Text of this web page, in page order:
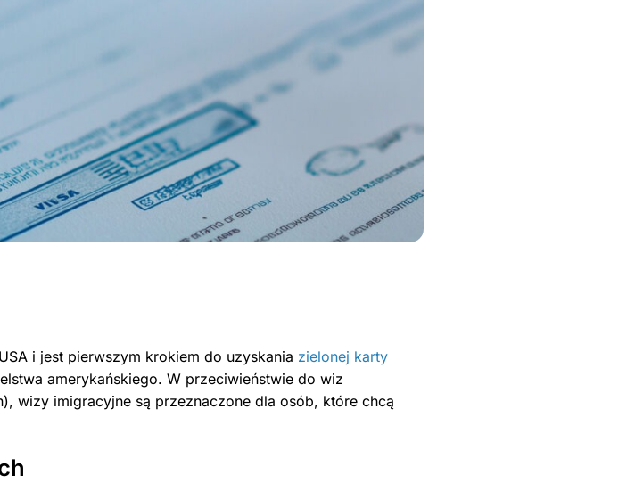
i jest pierwszym krokiem do uzyskania zielonej karty
amerykańskiego. W przeciwieństwie do wiz
wizy imigracyjne są przeznaczone dla osób, które chcą